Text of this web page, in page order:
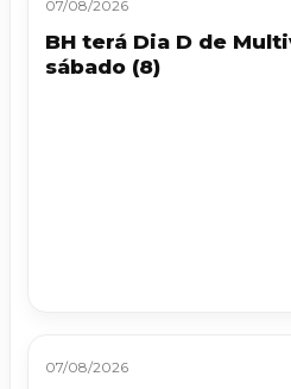
07/08/2026
BH terá Dia D de
sábado (8)
07/08/2026